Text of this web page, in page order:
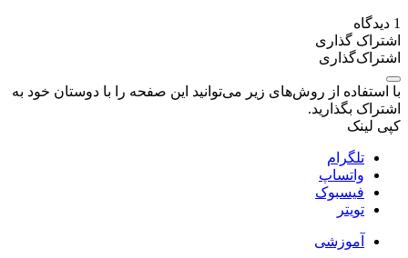
1 دیدگاه
اشتراک گذاری
اشتراک‌گذاری
با استفاده از روش‌های زیر می‌توانید این صفحه را با دوستان خود به
اشتراک بگذارید.
کپی لینک
تلگرام
واتساپ
فیسبوک
تویتر
آموزشی